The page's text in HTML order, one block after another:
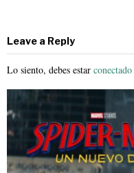
Leave a Reply
Lo siento, debes estar conectado